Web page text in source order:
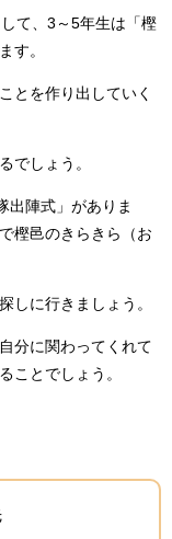
て、3～5年生は「樫
す。
とを作り出していく
でしょう。
出陣式」がありま
樫邑のきらきら（お
しに行きましょう。
分に関わってくれて
ことでしょう。